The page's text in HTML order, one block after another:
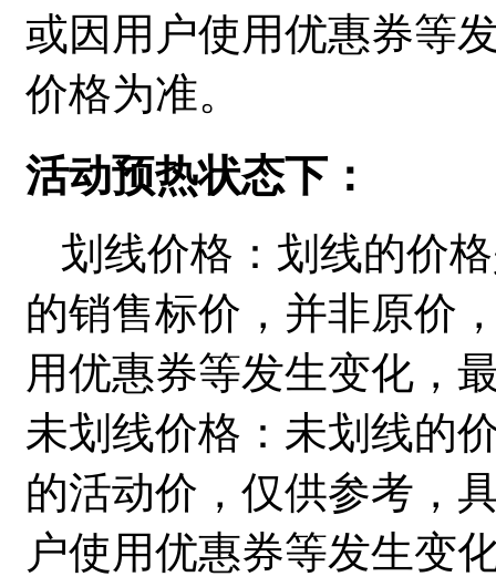
或因用户使用优惠券等
价格为准。
活动预热状态下：
划线价格：划线的价
的销售标价，并非原价
用优惠券等发生变化，
未划线价格：未划线的
的活动价，仅供参考，
户使用优惠券等发生变